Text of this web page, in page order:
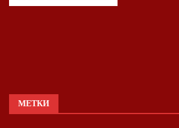
МЕТКИ